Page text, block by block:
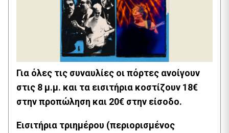
Για όλες τις συναυλίες οι πόρτες ανοίγουν
στις 8 μ.μ. και τα εισιτήρια κοστίζουν 18€
στην προπώληση και 20€ στην είσοδο.
Εισιτήρια τριημέρου (περιορισμένος